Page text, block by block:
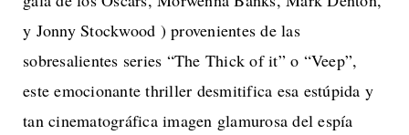
y Jonny Stockwood ) provenientes de las
sobresalientes series “The Thick of it” o “Veep”,
este emocionante thriller desmitifica esa estúpida y
tan cinematográfica imagen glamurosa del espía